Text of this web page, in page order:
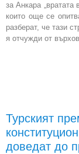
за Анкара „вратата
които още се
разберат, че тази
я отчужди от
Турският
доведат до